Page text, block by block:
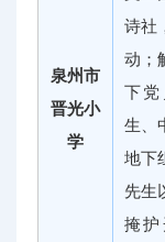
泉州市
晋光小
学
诗社
动；
下
生、
地下
先生
掩